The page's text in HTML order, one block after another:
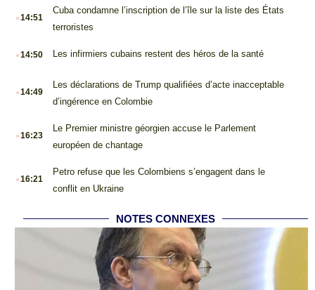
.14:51
Cuba condamne l’inscription de l’île sur la liste des États
terroristes
.14:50 Les infirmiers cubains restent des héros de la santé
.14:49
Les déclarations de Trump qualifiées d’acte inacceptable
d’ingérence en Colombie
.16:23
Le Premier ministre géorgien accuse le Parlement
européen de chantage
.16:21
Petro refuse que les Colombiens s’engagent dans le
conflit en Ukraine
NOTES CONNEXES